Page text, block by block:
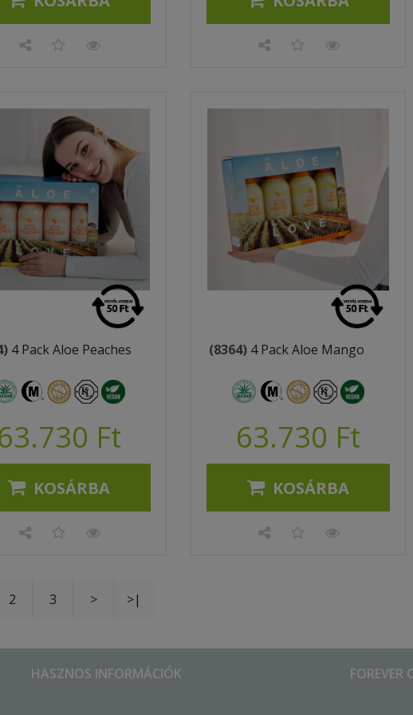
4 Pack Aloe Peaches
Ft
KOSÁRBA
(8364) 4 Pack Aloe Mango
63.730 Ft
KOSÁRBA
2 3 > >|
HASZNOS INFORMÁCIÓK FOREVER